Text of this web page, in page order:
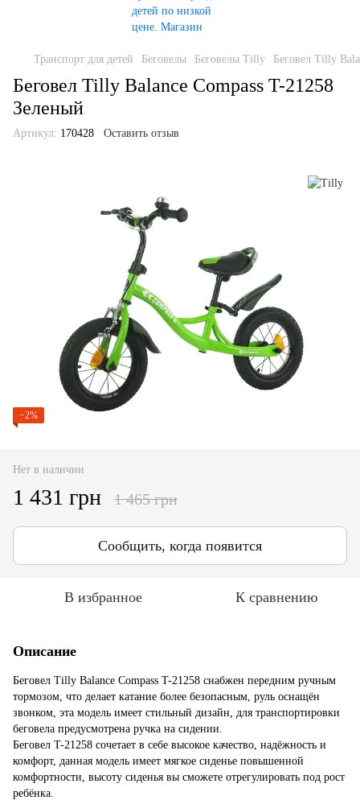
Транспорт для детей Беговелы Беговелы Tilly Беговел Tilly
Беговел Tilly Balance Compass T-21258
Зеленый
Артикул: 170428 Оставить отзыв
−2%
Нет в наличии
1 431 грн 1 465 грн
Сообщить, когда появится
В избранное К сравнению
Описание
Беговел Tilly Balance Compass T-21258 снабжен передним ручным
тормозом, что делает катание более безопасным, руль оснащён
звонком, эта модель имеет стильный дизайн, для транспортировки
беговела предусмотрена ручка на сидении.
Беговел T-21258 сочетает в себе высокое качество, надёжность и
комфорт, данная модель имеет мягкое сиденье повышенной
комфортности, высоту сиденья вы сможете отрегулировать под рост
ребёнка.